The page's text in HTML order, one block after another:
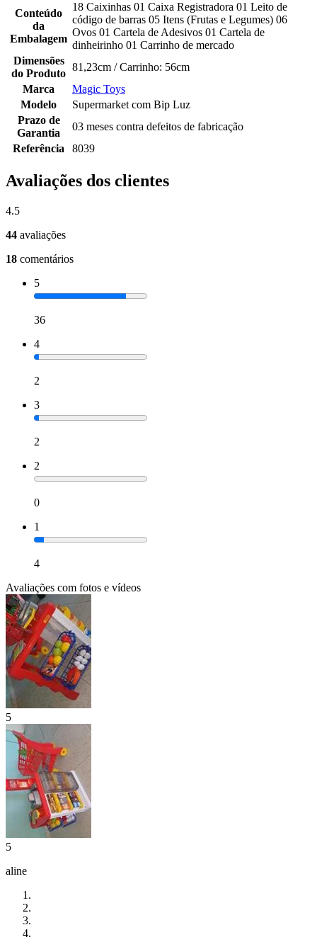
Conteúdo
da
Embalagem
18 Caixinhas 01 Caixa Registradora 01 Leito de
código de barras 05 Itens (Frutas e Legumes) 06
Ovos 01 Cartela de Adesivos 01 Cartela de
dinheirinho 01 Carrinho de mercado
Dimensões
do Produto
81,23cm / Carrinho: 56cm
Marca
Magic Toys
Modelo
Supermarket com Bip Luz
Prazo de
Garantia
03 meses contra defeitos de fabricação
Referência
8039
Avaliações dos clientes
4.5
44 avaliações
18 comentários
5
36
4
2
3
2
2
0
1
4
Avaliações com fotos e vídeos
5
5
aline